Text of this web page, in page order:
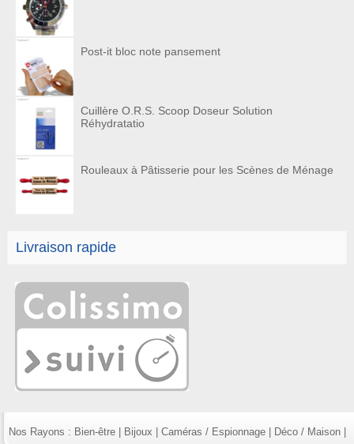
Post-it bloc note pansement
Cuillère O.R.S. Scoop Doseur Solution
Réhydratatio
Rouleaux à Pâtisserie pour les Scènes de Ménage
Livraison rapide
Nos Rayons : Bien-être| Bijoux Caméras / Espionnage| Déco / Maison|